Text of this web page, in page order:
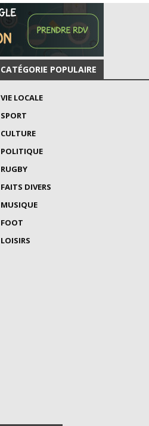
CATÉGORIE POPULAIRE
VIE LOCALE
SPORT
CULTURE
POLITIQUE
RUGBY
FAITS DIVERS
MUSIQUE
FOOT
LOISIRS